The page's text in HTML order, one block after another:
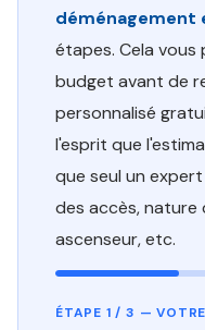
déménagement
étapes. Cela
budget avant de
personnalisé
l'esprit que
que seul un
des accès, nature
ascenseur, etc.
ÉTAPE 1 / 3 —